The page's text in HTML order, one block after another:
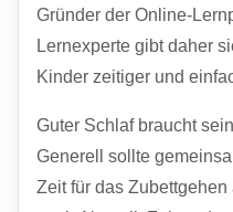
Gründer der Online-
Lernexperte gibt daher
Kinder zeitiger und
Guter Schlaf braucht
Generell sollte
Zeit für das